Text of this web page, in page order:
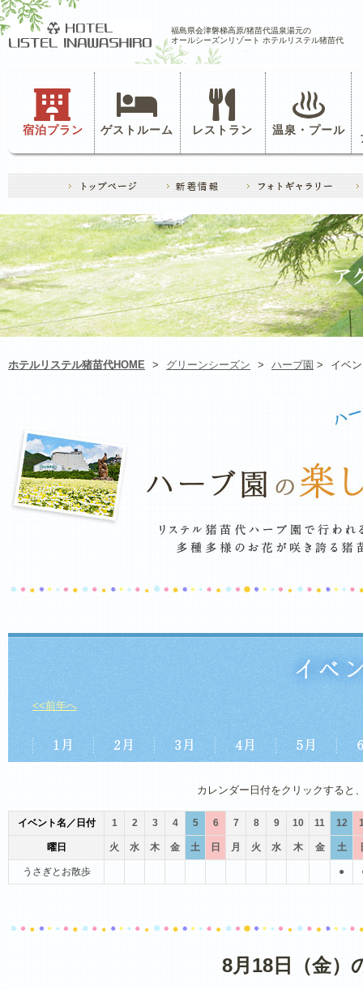
福島県会津磐梯高原/猪苗代温泉湯元の
オールシーズンリゾート ホテルリステル猪苗代
宿泊プラン ゲストルーム レストラン 温泉・プール
ホテルリステル猪苗代HOME > グリーンシーズン > ハーブ園 > イベ
<<前年へ
カレンダー日付をクリックすると
イベント名／日付 1 2 3 4 5 6 7 8 9 10 11 12
曜日 火 水 木 金 土 日 月 火 水 木 金 土
うさぎとお散歩 ●
8月18日（金）